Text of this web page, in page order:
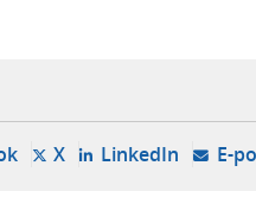
- öppnas i ny flik, extern
X- öppnas i ny flik,
LinkedIn- E-